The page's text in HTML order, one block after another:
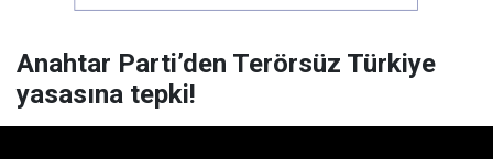
Anahtar Parti’den Terörsüz Türkiye
yasasına tepki!